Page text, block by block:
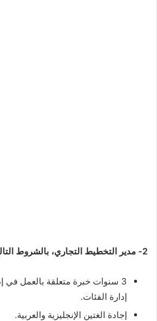
2- مدير التخطيط التجاري، بالشروط التالية:
3 سنوات خبرة متعلقة بالعمل في
إدارة الفئات.
إجادة الغتين الإنجليزية والعربية.